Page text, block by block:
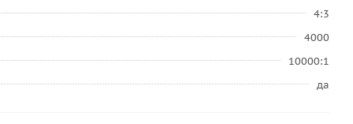
4:3
4000
10000:1
да